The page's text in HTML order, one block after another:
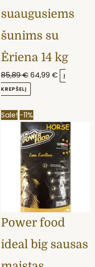
suaugusiems
šunims su
Ėriena 14 kg
85,89€ 64,99 €
Į
KREPŠELĮ
Sale! -11%
Power food
ideal big sausas
Original
price
was:
55,00 €.
price
is:
48,89 €.